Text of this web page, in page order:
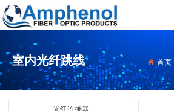
室内光纤跳线 首页
光纤连接器